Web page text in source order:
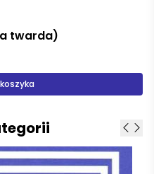
Thorwaldsena